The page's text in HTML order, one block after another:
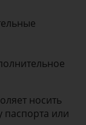
носить
паспорта или